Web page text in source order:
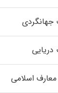
جهانگردی
اسلامی